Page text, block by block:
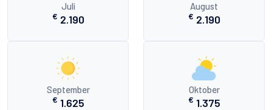
Juli
€ 2.190
August
€ 2.190
September
€ 1.625
Oktober
€ 1.375